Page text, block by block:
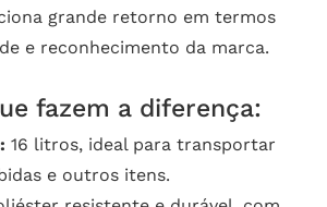
grande retorno em termos
e reconhecimento da marca.
fazem a diferença:
16 litros, ideal para transportar
e outros itens.